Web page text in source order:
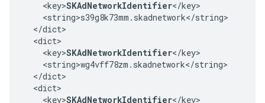
    <key>
SKAdNetworkIdentifier</key>
    <string>s39g8k73mm.skadnetwork</string>
  </dict>
  <dict>
    <key>
SKAdNetworkIdentifier</key>
    <string>wg4vff78zm.skadnetwork</string>
  </dict>
  <dict>
    <key>
SKAdNetworkIdentifier</key>